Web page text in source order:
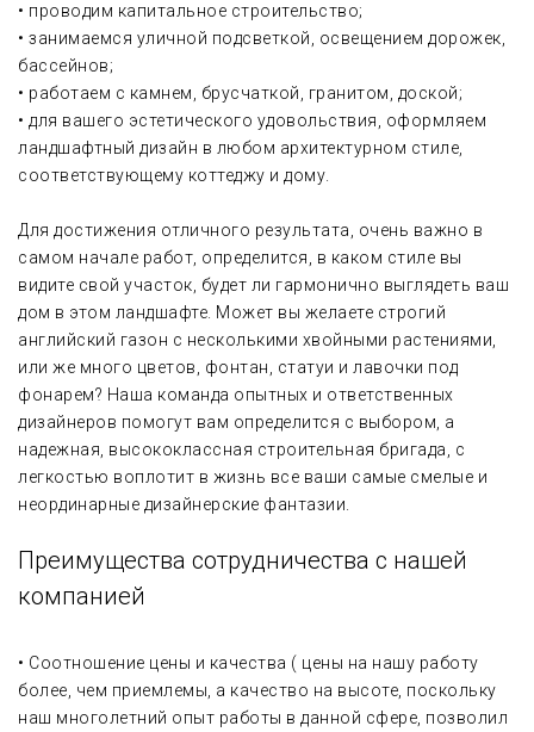
• проводим капитальное строительство;
• занимаемся уличной подсветкой, освещением дорожек,
бассейнов;
• работаем с камнем, брусчаткой, гранитом, доской;
• для вашего эстетического удовольствия, оформляем
ландшафтный дизайн в любом архитектурном стиле,
соответствующему коттеджу и дому.
Для достижения отличного результата, очень важно в
самом начале работ, определится, в каком стиле вы
видите свой участок, будет ли гармонично выглядеть ваш
дом в этом ландшафте. Может вы желаете строгий
английский газон с несколькими хвойными растениями,
или же много цветов, фонтан, статуи и лавочки под
фонарем? Наша команда опытных и ответственных
дизайнеров помогут вам определится с выбором, а
надежная, высококлассная строительная бригада, с
легкостью воплотит в жизнь все ваши самые смелые и
неординарные дизайнерские фантазии.
Преимущества сотрудничества с нашей
компанией
• Соотношение цены и качества ( цены на нашу работу
более, чем приемлемы, а качество на высоте, поскольку
наш многолетний опыт работы в данной сфере, позволил